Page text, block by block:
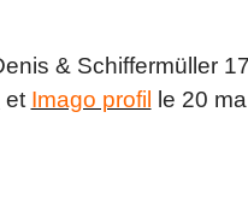
& Schiffermüller
et Imago profil le 20